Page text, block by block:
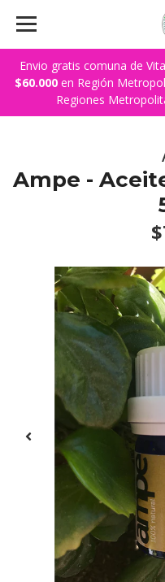
Envio gratis comuna de
$60.000 en Región
Regiones
Ampe -